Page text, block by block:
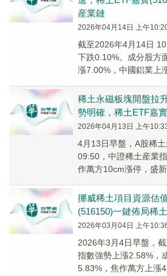
産業鏈
2026年04月14日 上午
截至2026年4月14日
下跌0.10%。成分股方
漲7.00%，中國鋁業上
跌。
稀土永磁板塊開盤拉
勢明確，稀土ETF嘉
2026年04月13日 上午
4月13日早盤，A股稀
09:50，中證稀土産業
作萬方10cm漲停，盛
挪威稀土項目資源估
(516150)一鍵佈局稀
2026年03月04日 上午
2026年3月4日早盤，
指數強勢上漲2.58%，
5.83%，焦作萬方上漲